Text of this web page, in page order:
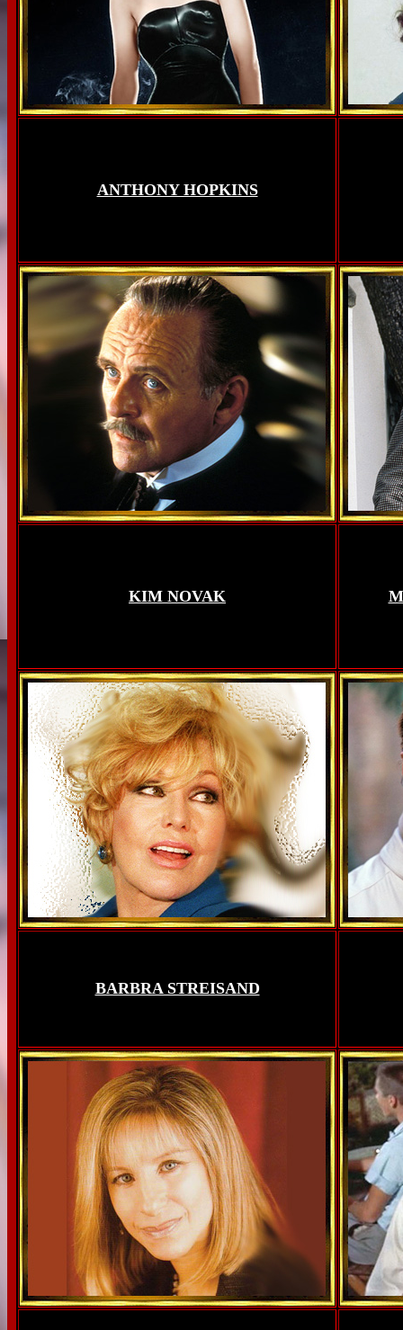
ANTHONY HOPKINS
KIM NOVAK
BARBRA STREISAND